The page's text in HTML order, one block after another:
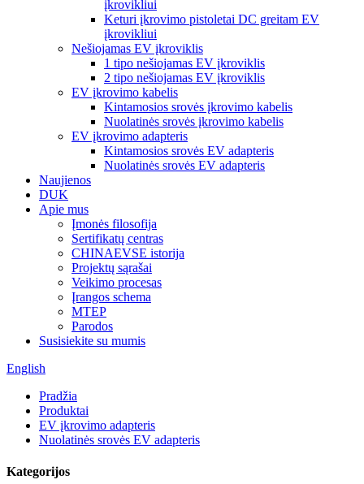
įkrovikliui
Keturi įkrovimo pistoletai DC greitam EV
įkrovikliui
Nešiojamas EV įkroviklis
1 tipo nešiojamas EV įkroviklis
2 tipo nešiojamas EV įkroviklis
EV įkrovimo kabelis
Kintamosios srovės įkrovimo kabelis
Nuolatinės srovės įkrovimo kabelis
EV įkrovimo adapteris
Kintamosios srovės EV adapteris
Nuolatinės srovės EV adapteris
Naujienos
DUK
Apie mus
Įmonės filosofija
Sertifikatų centras
CHINAEVSE istorija
Projektų sąrašai
Veikimo procesas
Įrangos schema
MTEP
Parodos
Susisiekite su mumis
English
Pradžia
Produktai
EV įkrovimo adapteris
Nuolatinės srovės EV adapteris
Kategorijos